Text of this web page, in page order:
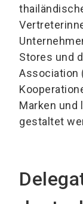
Stores und
Association
Marken und
gestaltet